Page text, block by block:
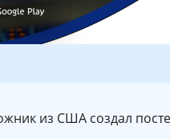
из США создал